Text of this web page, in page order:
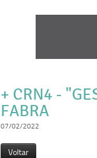
+ CRN4 -
FABRA
07/02/2022
Voltar